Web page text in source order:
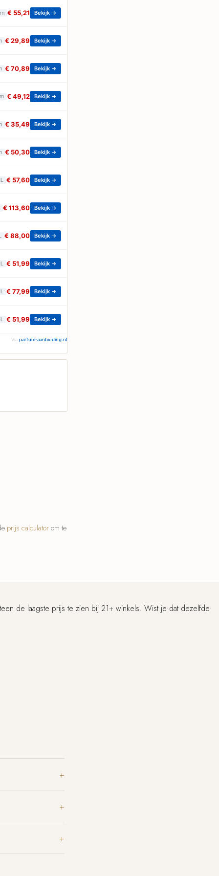
€ 55,21 Bekijk →
€ 29,89 Bekijk →
€ 70,89 Bekijk →
€ 49,12 Bekijk →
€ 35,49 Bekijk →
€ 50,30 Bekijk →
€ 57,60 Bekijk →
€ 113,60 Bekijk →
€ 88,00 Bekijk →
€ 51,99 Bekijk →
€ 77,99 Bekijk →
€ 51,99 Bekijk →
Via parfum-aanbieding.nl
prijs calculatorom te
de laagste prijs te zien bij 21+ winkels. Wist je dat dezelfde